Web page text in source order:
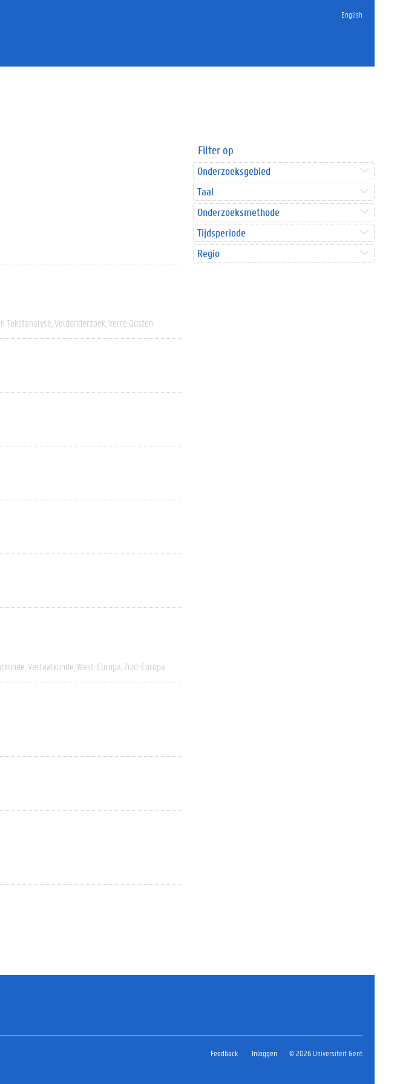
English
Tekstanalyse Veldonderzoek Verre Oosten
Vertaalkunde West-Europa Zuid-Europa
Filter op
Onderzoeksgebied
Taal
Onderzoeksmethode
Tijdsperiode
Regio
Feedback Inloggen © 2026 Universiteit Gent